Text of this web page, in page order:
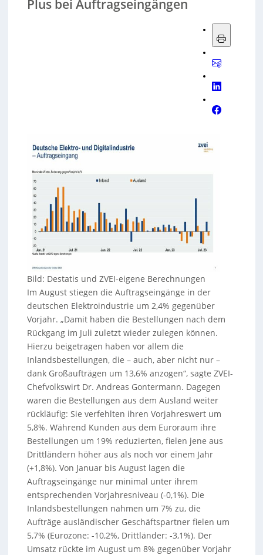
Plus bei Auftragseingängen
Bild: Destatis und ZVEI-eigene Berechnungen
Im August stiegen die Auftragseingänge in der
deutschen Elektroindustrie um 2,4% gegenüber
Vorjahr. „Damit haben die Bestellungen nach dem
Rückgang im Juli zuletzt wieder zulegen können.
Hierzu beigetragen haben vor allem die
Inlandsbestellungen, die – auch, aber nicht nur –
dank Großaufträgen um 13,6% anzogen“, sagte ZVEI-
Chefvolkswirt Dr. Andreas Gontermann. Dagegen
waren die Bestellungen aus dem Ausland weiter
rückläufig: Sie verfehlten ihren Vorjahreswert um
5,8%. Während Kunden aus dem Euroraum ihre
Bestellungen um 19% reduzierten, fielen jene aus
Drittländern höher aus als noch vor einem Jahr
(+1,8%). Von Januar bis August lagen die
Auftragseingänge nur minimal unter ihrem
entsprechenden Vorjahresniveau (-0,1%). Die
Inlandsbestellungen nahmen um 7% zu, die
Aufträge ausländischer Geschäftspartner fielen um
5,7% (Eurozone: -10,2%, Drittländer: -3,1%). Der
Umsatz rückte im August um 8% gegenüber Vorjahr